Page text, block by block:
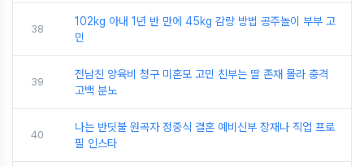
38
102kg 아내 1년 반 만에 45kg 감량 방법 공주놀이 부부 고
민
39
전남친 양육비 청구 미혼모 고민 친부는 딸 존재 몰라 충격
고백 분노
40
나는 반딧불 원곡자 정중식 결혼 예비신부 장재나 직업 프로
필 인스타